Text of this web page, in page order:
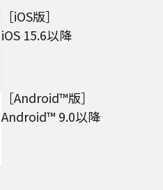
［iOS版］
iOS 15.6以降
［Android™版］
Android™ 9.0以降